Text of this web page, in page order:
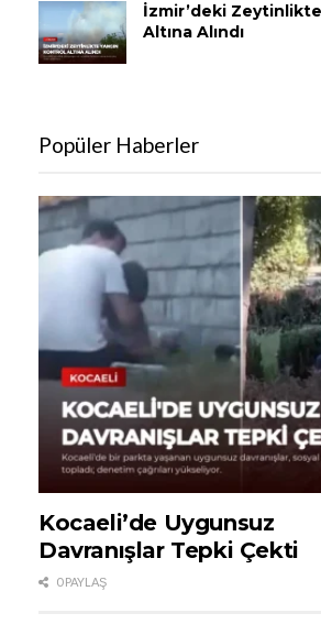
İzmir’deki
Altına Alındı
Popüler Haberler
Kocaeli’de Uygunsuz
Davranışlar Tepki Çekti
0 PAYLAŞ